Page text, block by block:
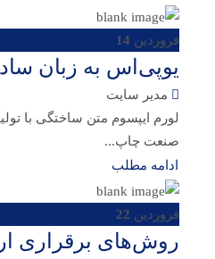
فروردین 14
یوپی‌اس به زبان
مدیر سایت
لورم ایپسوم متن ساختگی با
صنعت چاپ...
ادامه مطلب
فروردین 22
روش‌های برقراری